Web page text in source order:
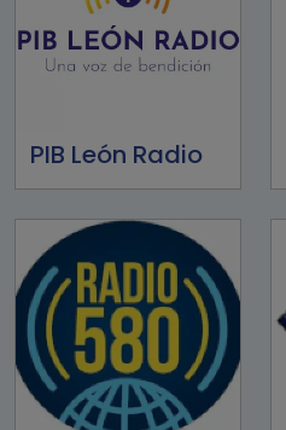
PIB León Radio